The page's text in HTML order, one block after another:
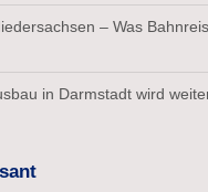
– Was
in Darmstadt wird